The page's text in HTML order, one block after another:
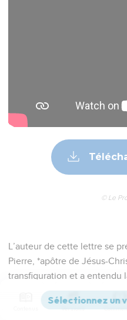
© Le
L’auteur de cette lettre se
Pierre, *apôtre de Jésus-
transfiguration et a entendu
(1.16-18). Il rappelle enfin
Pierre, mourrait martyr (1.14).
Versions